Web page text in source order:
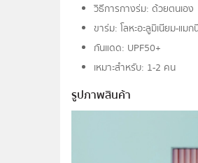
วิธีการกางร่ม: ด้วยตนเอง
ขาร่ม: โลหะอะลูมิเนียม-แมก
กันแดด: UPF50+
เหมาะสำหรับ: 1-2 คน
รูปภาพสินค้า